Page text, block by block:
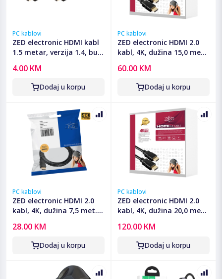
PC kablovi
ZED electronic HDMI kabl
1.5 metar, verzija 1.4, bulk
4.00 KM
Dodaj u korpu
PC kablovi
ZED electronic HDMI 2.0
kabl, 4K, dužina 15,0 met.
60.00 KM
Dodaj u korpu
PC kablovi
ZED electronic HDMI 2.0
kabl, 4K, dužina 7,5 met. -
28.00 KM
Dodaj u korpu
PC kablovi
ZED electronic HDMI 2.0
kabl, 4K, dužina 20,0 met.
120.00 KM
Dodaj u korpu